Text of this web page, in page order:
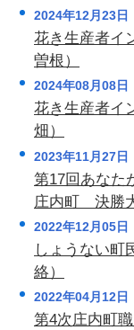
2024年12月23日
花き生産者イ
曽根）
2024年08月08日
花き生産者イ
畑）
2023年11月27日
第17回あなた
庄内町 決勝
2022年12月05日
しょうない町
絡）
2022年04月12日
第4次庄内町